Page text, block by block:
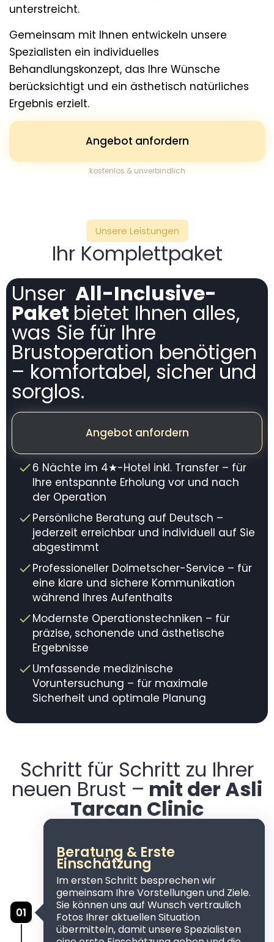
unterstreicht.
Gemeinsam mit Ihnen entwickeln unsere
Spezialisten ein individuelles
Behandlungskonzept, das Ihre Wünsche
berücksichtigt und ein ästhetisch natürliches
Ergebnis erzielt.
Angebot anfordern
kostenlos & unverbindlich
Unsere Leistungen
Ihr Komplettpaket
Unser All-Inclusive-
Paket bietet Ihnen alles,
was Sie für Ihre
Brustoperation benötigen
– komfortabel, sicher und
sorglos.
Angebot anfordern
6 Nächte im 4★-Hotel inkl. Transfer – für
Ihre entspannte Erholung vor und nach
der Operation
Persönliche Beratung auf Deutsch –
jederzeit erreichbar und individuell auf Sie
abgestimmt
Professioneller Dolmetscher-Service – für
eine klare und sichere Kommunikation
während Ihres Aufenthalts
Modernste Operationstechniken – für
präzise, schonende und ästhetische
Ergebnisse
Umfassende medizinische
Voruntersuchung – für maximale
Sicherheit und optimale Planung
Schritt für Schritt zu Ihrer
neuen Brust – mit der Asli
Tarcan Clinic
Beratung & Erste
Einschätzung
Im ersten Schritt besprechen wir
gemeinsam Ihre Vorstellungen und Ziele.
Sie können uns auf Wunsch vertraulich
Fotos Ihrer aktuellen Situation
übermitteln, damit unsere Spezialisten